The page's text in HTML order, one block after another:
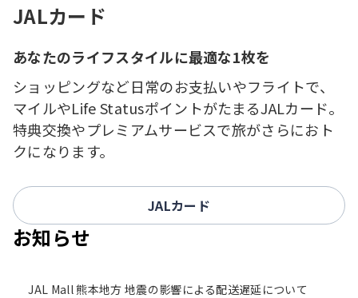
JALカード
あなたのライフスタイルに最適な1枚を
ショッピングなど日常のお支払いやフライトで、
マイルやLife StatusポイントがたまるJALカード。
特典交換やプレミアムサービスで旅がさらにおト
クになります。
JALカード
お知らせ
JAL Mall 熊本地方 地震の影響による配送遅延について